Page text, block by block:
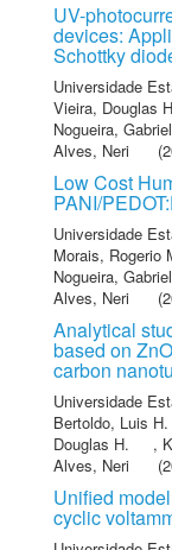
UV-
devices:
Schottky
Universidade
Vieira, Douglas
Nogueira,
Alves, Neri
Low Cost
PANI/
Universidade
Morais, Rogerio
Nogueira,
Alves, Neri
Analytical
based on
carbon
Universidade
Bertoldo, Luis H.
Douglas H.
,
Alves, Neri
Unified
cyclic